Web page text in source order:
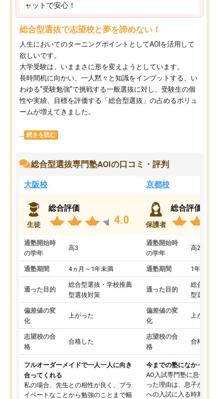
ャットで安心！
総合型選抜で志望校と夢を諦めない！
人生においてのターニングポイントとしてAOIを活用して
欲しいです。
大学受験は、いままさに形を変えようとしています。
長時間机に向かい、一人黙々と知識をインプットする、い
わゆる“受験勉強”で挑戦する一般選抜に対し、受験生の個
性や実績、目標を評価する「総合型選抜」の占めるボリュ
ームが増えてきました。
続きを読む
総合型選抜専門塾AOIの口コミ・評判
大阪校
生徒
総合評価
4.0
通塾開始時
の学年
高3
通塾期間 4ヵ月～1年未満
通った目的
総合型選抜・学校推薦
型選抜対策
偏差値の変
化
上がった
志望校の合
格
合格した
フルオーダーメイドで一人一人に向き
合ってくれる
私の場合、先生との相性が良く、プラ
イベートなことから勉強のことまで幅
京都校
保護者
総合評価
通塾開始時
の学年
高2
通塾期間 1年以上
通った目的
総合型選
型選抜対
偏差値の変
化
上がった
志望校の合
格
合格した
今までの塾になかった
AO入試専門塾に息子を
った理由は、息子が高校
への入試に入る時期に差